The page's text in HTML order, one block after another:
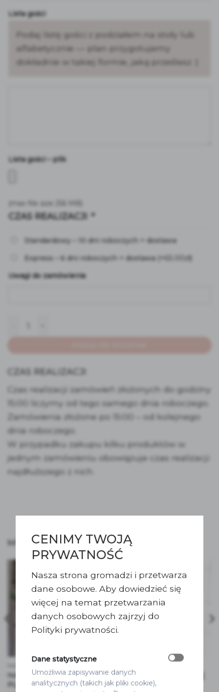
Lista gości
Podaj listę gości z podziałem na stoły lub
alfabetycznie — plan przygotujemy
dokładnie w takiej formie, jaką prześlesz :)
Lista gości – plik
(max file size 256 MB)
CZAS REALIZACJI *
Standardowy – 10 dni roboczych + dostawa
Express – 6 dni roboczych + dostawa
65.00 zł
Uwagi do zamówienia
CZAS REALIZACJI
Czas realizacji zamówień złożonych do godziny
15:00 liczymy od tego samego dnia roboczego.
Zamówienia złożone po 15:00 – od kolejnego
dnia roboczego.
W przypadku zakupu kilku produktów w
jednym zamówieniu obowiązuje czas realizacji
najdłuższego z nich.
MOŻE SPODOBA SIĘ RÓWNIEŻ…
NAKLEJKA NA LUSTRO –
PLAN STOŁÓW
NAKLEJKA NA TABLICĘ
POWITALNĄ
CENIMY TWOJĄ
PRYWATNOŚĆ
Nasza strona gromadzi i przetwarza
dane osobowe. Aby dowiedzieć się
więcej na temat przetwarzania
danych osobowych zajrzyj do
Polityki prywatności.
Dane statystyczne
Umożliwia zapisywanie danych
analitycznych (takich jak pliki cookie),